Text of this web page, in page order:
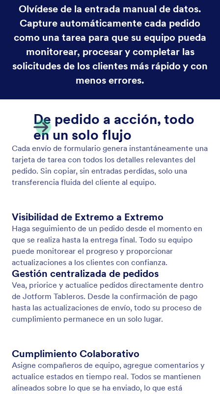
Olvídese de la entrada manual de datos.
Capture automáticamente cada pedido
como una tarea para que su equipo pueda
monitorear, procesar y completar las
solicitudes de los clientes más rápido y con
menos errores.
De pedido a acción, todo
en un solo flujo
Cada envío de formulario genera instantáneamente una
tarjeta de tarea con todos los detalles relevantes del
pedido. Sin copiar, sin entradas perdidas, solo una
transferencia fluida del cliente al equipo.
Visibilidad de Extremo a Extremo
Haga seguimiento de un pedido desde el momento en
que se realiza hasta la entrega final. Todo su equipo
puede monitorear el progreso y proporcionar
actualizaciones a los clientes con confianza.
Gestión centralizada de pedidos
Vea, priorice y actualice pedidos directamente dentro
de Jotform Tableros. Desde la confirmación de pago
hasta las actualizaciones de envío, todo su proceso de
cumplimiento permanece en un solo lugar.
Cumplimiento Colaborativo
Asigne compañeros de equipo, agregue comentarios y
actualice estados en tiempo real. Todos se mantienen
alineados sobre lo que se ha enviado, lo que está